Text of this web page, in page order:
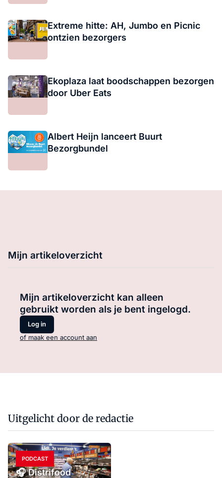
Extreme hitte: AH, Jumbo en Picnic
ontzien bezorgers
Ekoplaza laat boodschappen bezorgen
door Uber Eats
Albert Heijn lanceert Buurt
Bezorgbundel
Mijn artikeloverzicht
Mijn artikeloverzicht kan alleen
gebruikt worden als je bent ingelogd.
Log in
of maak een account aan
Uitgelicht door de redactie
PODCAST
🎧 Distrifood